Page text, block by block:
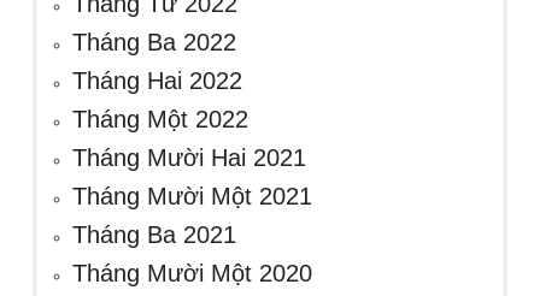
Tháng Ba 2022
Tháng Hai 2022
Tháng Một 2022
Tháng Mười Hai 2021
Tháng Mười Một 2021
Tháng Ba 2021
Tháng Mười Một 2020